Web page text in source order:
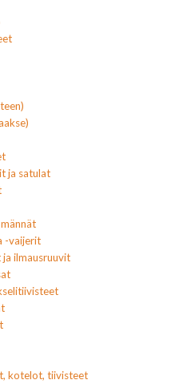
ja satulat
-vaijerit
ilmausruuvit
kotelot, tiivisteet